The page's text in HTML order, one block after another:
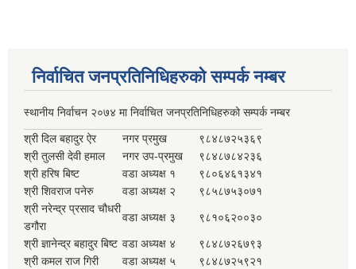
निर्वाचित जनप्रतिनिधिहरुको सम्पर्क नम्बर
स्थानीय निर्वाचन २०७४ मा निर्वाचित जनप्रतिनिधिहरुको सम्पर्क नम्बर
श्री दिल बहादुर ऐर नगर प्रमुख
९८४८७२५३६९
श्री तुलसी देवी हमाल
नगर उप-प्रमुख
९८४८७८४२३६
श्री हरिष बिष्ट
वडा अध्यक्ष १
९८०६४६१३४१
श्री शिवराज पनेरु
वडा अध्यक्ष २
९८५८७५३०७१
श्री नरेन्द्र प्रसाद चौधरी
डगौरा
वडा अध्यक्ष ३ ९८१०६२००३०
श्री ज्ञानेन्द्र बहादुर बिष्ट वडा अध्यक्ष ४
९८४८७२६७९३
श्री कमल राज गिरी
वडा अध्यक्ष ५
९८४८७२५९२१